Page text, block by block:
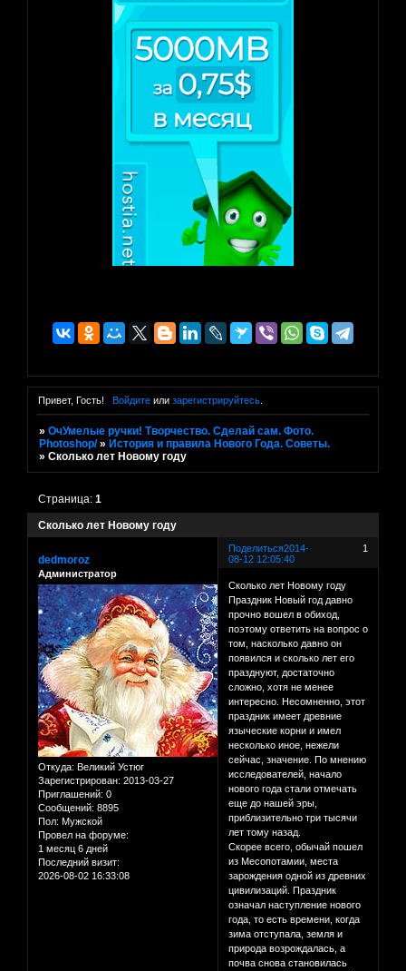
Привет, Гость! Войдитеили зарегистрируйтесь.
»ОчУмелые ручки! Творчество. Сделай сам. Фото.
Photoshop/ » История и правила Нового Года. Советы.
»Сколько лет Новому году
Сколько лет Новому году
Страница:1
Поделиться 1
2014-
08-12 12:05:40
dedmoroz
Администратор
Откуда: Великий Устюг
Зарегистрирован: 2013-03-27
Приглашений: 0
Сообщений: 8895
Пол: Мужской
Провел на форуме:
1 месяц 6 дней
Последний визит:
2026-08-02 16:33:08
Сколько лет Новому году
Праздник Новый год давно
прочно вошел в обиход,
поэтому ответить на вопрос о
том, насколько давно он
появился и сколько лет его
празднуют, достаточно
сложно, хотя не менее
интересно. Несомненно, этот
праздник имеет древние
языческие корни и имел
несколько иное, нежели
сейчас, значение. По мнению
исследователей, начало
нового года стали отмечать
еще до нашей эры,
приблизительно три тысячи
лет тому назад.
Скорее всего, обычай пошел
из Месопотамии, места
зарождения одной из древних
цивилизаций. Праздник
означал наступление нового
года, то есть времени, когда
зима отступала, земля и
природа возрождалась, а
почва снова становилась